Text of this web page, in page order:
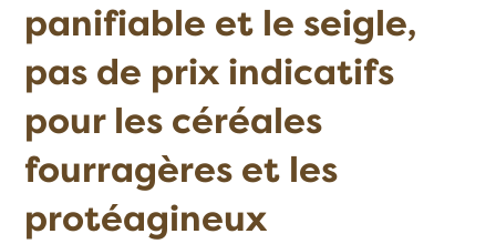
panifiable et le seigle,
pas de prix indicatifs
pour les céréales
fourragères et les
protéagineux